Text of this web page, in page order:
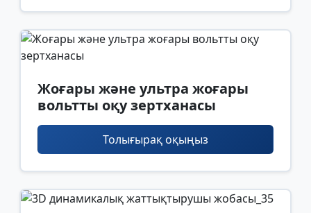
Жоғары және ультра жоғары
вольтты оқу зертханасы
Толығырақ оқыңыз